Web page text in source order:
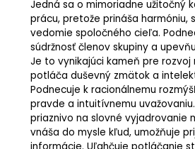
Jedná sa o mimoriadne užitočný
prácu, pretože prináša harmóniu,
vedomie spoločného cieľa.
súdržnosť členov skupiny a
Je to vynikajúci kameň pre rozvoj
potláča duševný zmätok a
Podnecuje k racionálnemu
pravde a intuitívnemu
priaznivo na slovné vyjadrovanie
vnáša do mysle kľud, umožňuje